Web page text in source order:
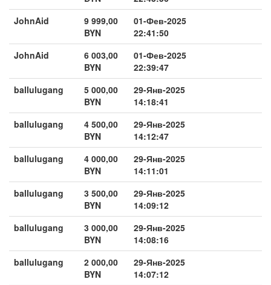
JohnAid
9 999,00
BYN
01-Фев-2025
22:41:50
JohnAid
6 003,00
BYN
01-Фев-2025
22:39:47
ballulugang
5 000,00
BYN
29-Янв-2025
14:18:41
ballulugang
4 500,00
BYN
29-Янв-2025
14:12:47
ballulugang
4 000,00
BYN
29-Янв-2025
14:11:01
ballulugang
3 500,00
BYN
29-Янв-2025
14:09:12
ballulugang
3 000,00
BYN
29-Янв-2025
14:08:16
ballulugang
2 000,00
BYN
29-Янв-2025
14:07:12